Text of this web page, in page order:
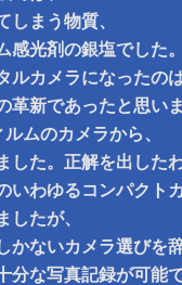
しまう物質、
感光剤の銀塩でした
ルカメラになったの
革新であったと思い
ムのカメラから、
した。正解を出した
いわゆるコンパクト
したが、
かないカメラ選びを
分な写真記録が可能